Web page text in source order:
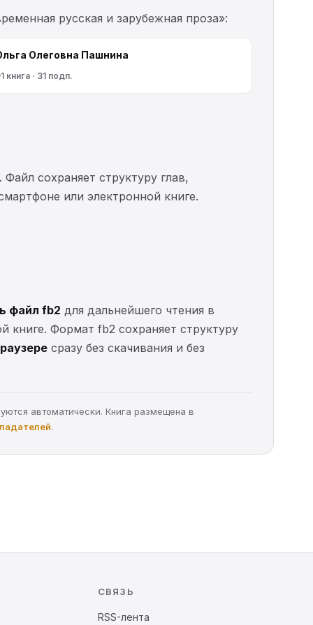
русская и зарубежная проза»:
Олеговна Пашнина
книга · 31 подп.
сохраняет структуру глав,
или электронной книге.
файл fb2 для дальнейшего чтения в
книге. Формат fb2 сохраняет структуру
сразу без скачивания и без
автоматически. Книга размещена в
.
СВЯЗЬ
RSS-лента